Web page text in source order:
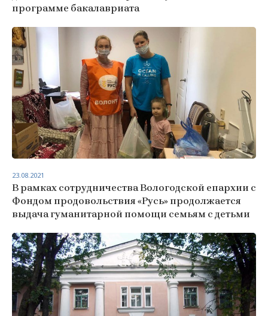
программе бакалавриата
В рамках сотрудничества Вологодской епархии с
Фондом продовольствия «Русь» продолжается
выдача гуманитарной помощи семьям с детьми
23.08.2021